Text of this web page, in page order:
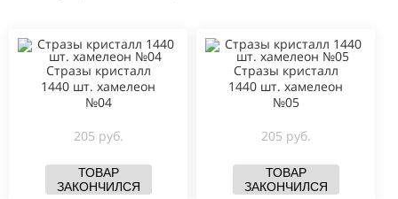
Стразы кристалл
1440 шт. хамелеон
№04
205 руб.
ТОВАР
ЗАКОНЧИЛСЯ
Стразы кристалл
1440 шт. хамелеон
№05
205 руб.
ТОВАР
ЗАКОНЧИЛСЯ